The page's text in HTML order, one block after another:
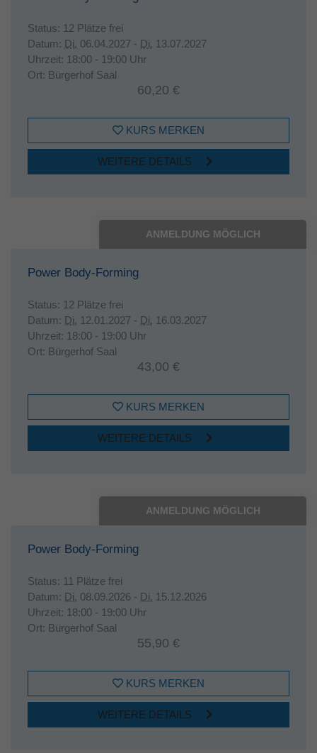
Status: 12 Plätze frei
Datum: Di. 06.04.2027 - Di. 13.07.2027
Uhrzeit: 18:00 - 19:00 Uhr
Ort: Bürgerhof Saal
60,20 €
KURS MERKEN
WEITERE DETAILS
ANMELDUNG MÖGLICH
Power Body-Forming
Status: 12 Plätze frei
Datum: Di. 12.01.2027 - Di. 16.03.2027
Uhrzeit: 18:00 - 19:00 Uhr
Ort: Bürgerhof Saal
43,00 €
KURS MERKEN
WEITERE DETAILS
ANMELDUNG MÖGLICH
Power Body-Forming
Status: 11 Plätze frei
Datum: Di. 08.09.2026 - Di. 15.12.2026
Uhrzeit: 18:00 - 19:00 Uhr
Ort: Bürgerhof Saal
55,90 €
KURS MERKEN
WEITERE DETAILS